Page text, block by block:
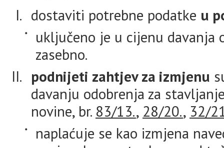
dostaviti potrebne podatke u
uključeno je u cijenu davanja
zasebno.
podnijeti zahtjev za izmjenu
davanju odobrenja za
novine, br. 83/13., 28/20., 32/
naplaćuje se kao izmjena